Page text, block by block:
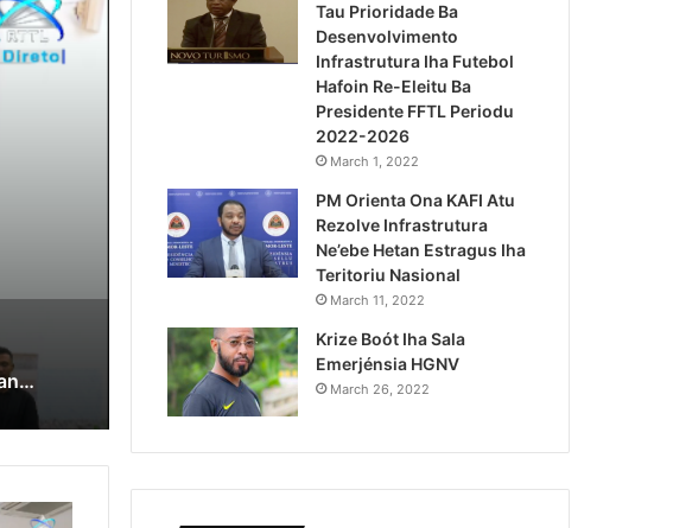
Lei Siberseguransa Ajuda
Kaptura Autór Kriminozu
Estranjeiru
Lei Siberseguransa Ajuda Autoridade Polisiál Kaptura Autór Kriminozu ho Paradeiru Iha Estranjeiru
Tau Prioridade Ba
Desenvolvimento
Infrastrutura Iha Futebol
Hafoin Re-Eleitu Ba
Presidente FFTL Periodu
2022-2026
March 1, 2022
PM Orienta Ona KAFI Atu
Rezolve Infrastrutura
Ne’ebe Hetan Estragus Iha
Teritoriu Nasional
March 11, 2022
Krize Boót Iha Sala
Emerjénsia HGNV
March 26, 2022